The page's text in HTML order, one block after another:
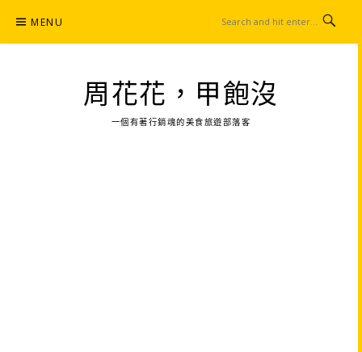
content
MENU
周花花，甲飽沒
一個有著行銷魂的美食旅遊部落客